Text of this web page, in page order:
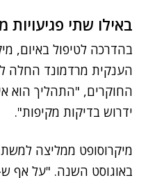
באילו שתי פגיעויות
הענקית מרדמונד החלה
ידרוש בדיקות מקיפות".